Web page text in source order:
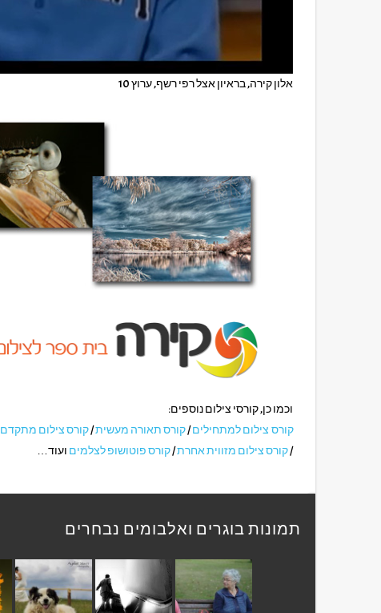
אלון קירה, בראיון אצל רפי רשף, ערוץ 10
וכמו כן, קורסי צילום נוספים:
קורס צילום למתחילים/קורס תאורה מעשית/קורס צילום מתקדם
/קורס צילום מזווית אחרת/קורס פוטושופ לצלמים ועוד…
תמונות בוגרים ואלבומים נבחרים